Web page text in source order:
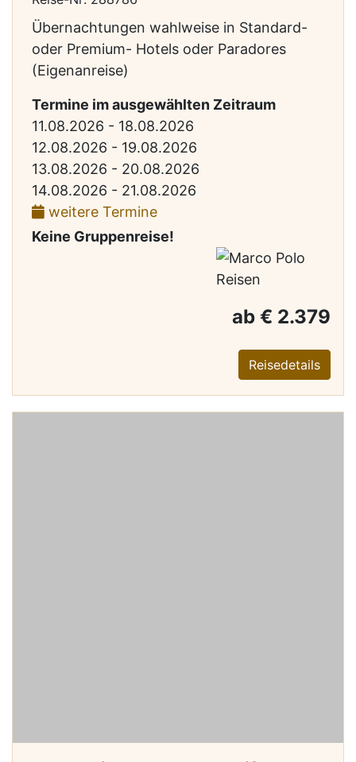
Übernachtungen wahlweise in Standard-
oder Premium- Hotels oder Paradores
(Eigenanreise)
Termine im ausgewählten Zeitraum
11.08.2026 - 18.08.2026
12.08.2026 - 19.08.2026
13.08.2026 - 20.08.2026
14.08.2026 - 21.08.2026
weitere Termine
Keine Gruppenreise!
ab € 2.379
Reisedetails